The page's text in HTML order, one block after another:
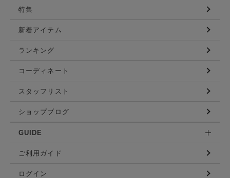
特集
新着アイテム
ランキング
コーディネート
スタッフリスト
ショップブログ
GUIDE
ご利用ガイド
ログイン